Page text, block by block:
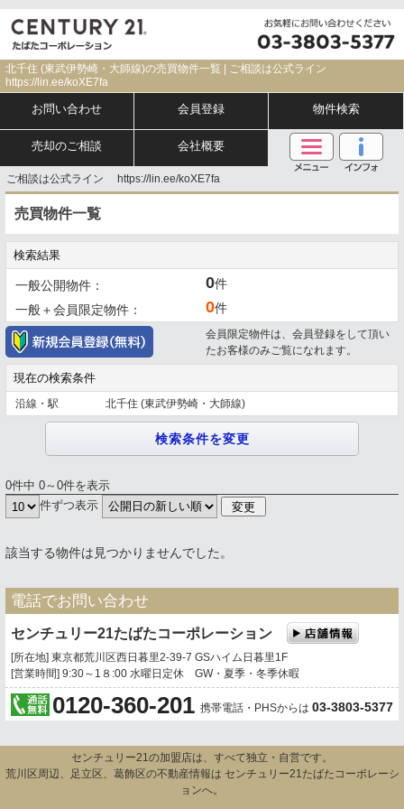
北千住 (東武伊勢崎・大師線)の売買物件一覧 | ご相談は公式ライン
https://lin.ee/koXE7fa
お問い合わせ 会員登録 物件検索
売却のご相談 会社概要
ご相談は公式ライン https://lin.ee/koXE7fa
売買物件一覧
検索結果
一般公開物件： 0件
一般＋会員限定物件：
0件
会員限定物件は、会員登録をして頂い
たお客様のみご覧になれます。
現在の検索条件
沿線・駅 北千住 (東武伊勢崎・大師線)
0件中 0～0件を表示
件ずつ表示
該当する物件は見つかりませんでした。
電話でお問い合わせ
センチュリー21たばたコーポレーション
[所在地] 東京都荒川区西日暮里2-39-7 GSハイム日暮里1F
[営業時間] 9:30～1８:00 水曜日定休 GW・夏季・冬季休暇
0120-360-201 携帯電話・PHSからは 03-3803-5377
センチュリー21の加盟店は、すべて独立・自営です。
荒川区周辺、足立区、葛飾区の不動産情報は センチュリー21たばたコーポレーシ
ョンへ。